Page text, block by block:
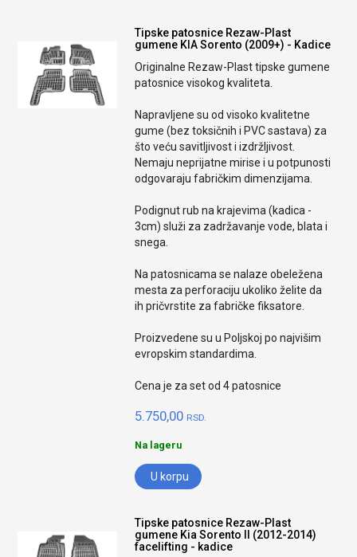
Tipske patosnice Rezaw-Plast
gumene KIA Sorento (2009+) - Kadice
Originalne Rezaw-Plast tipske gumene
patosnice visokog kvaliteta.
Napravljene su od visoko kvalitetne
gume (bez toksičnih i PVC sastava) za
što veću savitljivost i izdržljivost.
Nemaju neprijatne mirise i u potpunosti
odgovaraju fabričkim dimenzijama.
Podignut rub na krajevima (kadica -
3cm) služi za zadržavanje vode, blata i
snega.
Na patosnicama se nalaze obeležena
mesta za perforaciju ukoliko želite da
ih pričvrstite za fabričke fiksatore.
Proizvedene su u Poljskoj po najvišim
evropskim standardima.
Cena je za set od 4 patosnice
5.750,00 RSD.
Na lageru
U korpu
Tipske patosnice Rezaw-Plast
gumene Kia Sorento II (2012-2014)
facelifting - kadice